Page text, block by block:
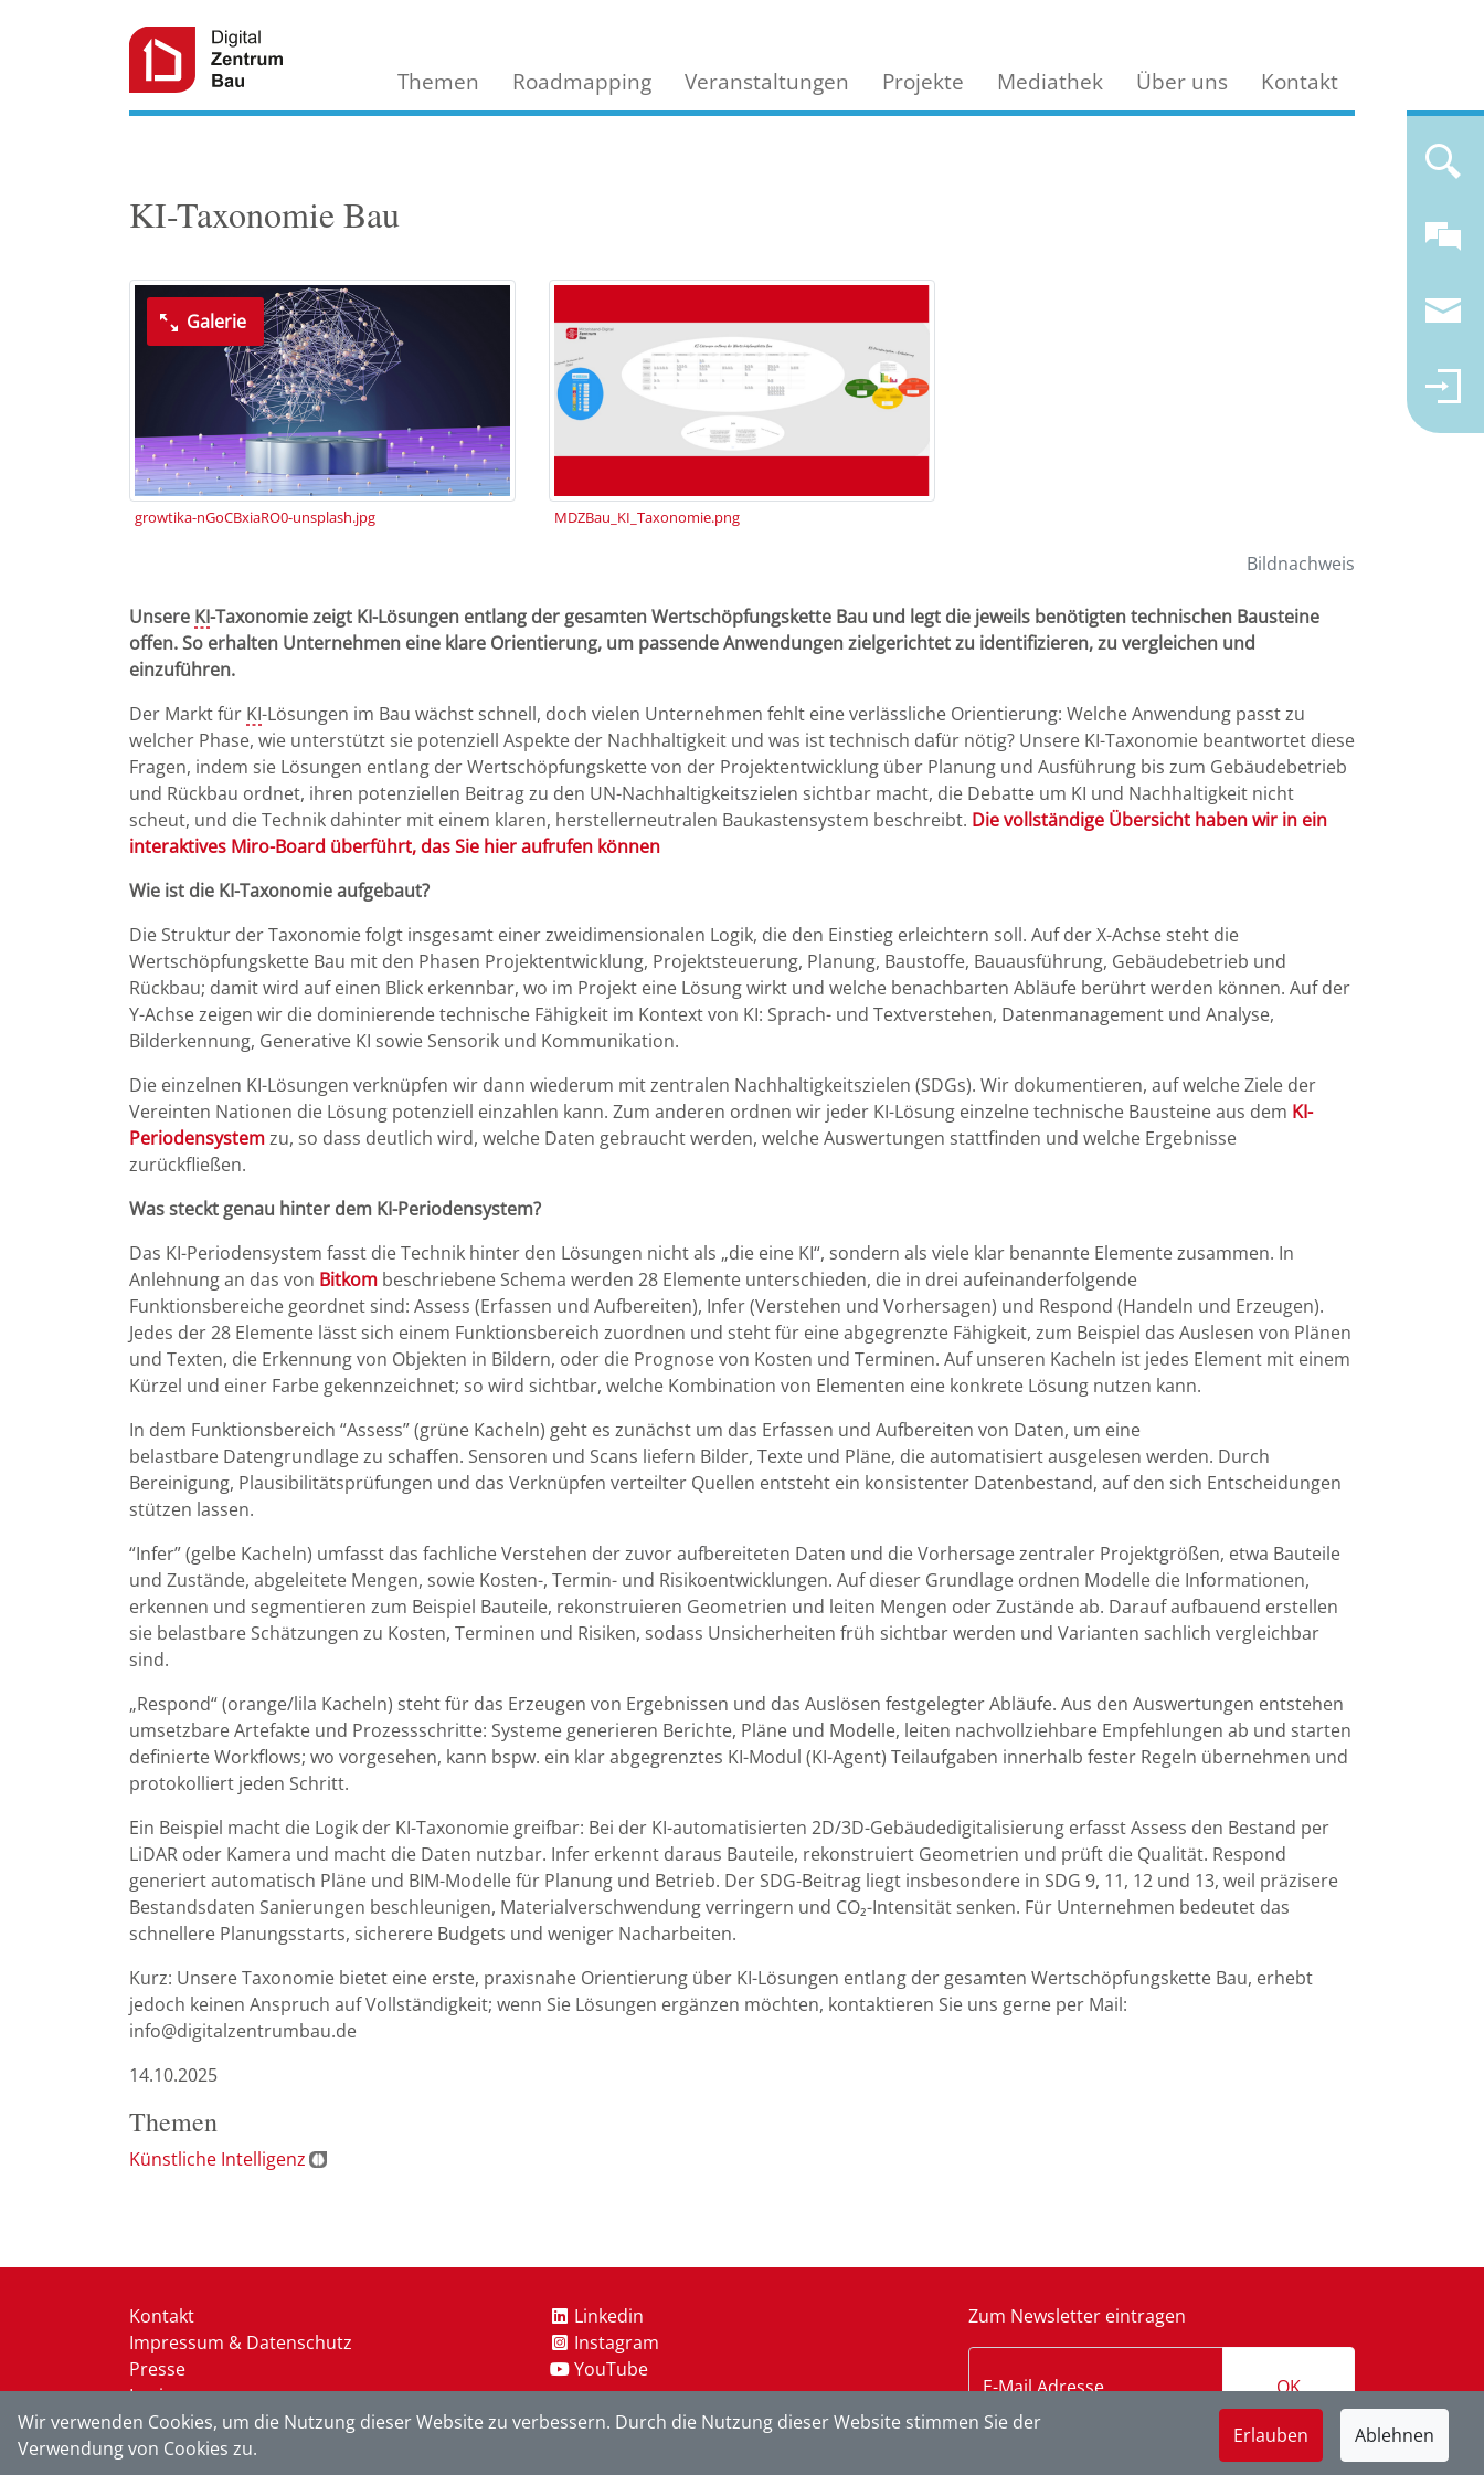
Themen Roadmapping Veranstaltungen Projekte Mediathek Über uns Kontakt
KI-Taxonomie Bau
growtika-nGoCBxiaRO0-unsplash.jpg MDZBau_KI_Taxonomie.png
Galerie
Bildnachweis
Unsere KI-Taxonomie zeigt KI-Lösungen entlang der gesamten Wertschöpfungskette Bau und legt die jeweils benötigten technischen Bausteine
offen. So erhalten Unternehmen eine klare Orientierung, um passende Anwendungen zielgerichtet zu identifizieren, zu vergleichen und
einzuführen.
Der Markt für KI-Lösungen im Bau wächst schnell, doch vielen Unternehmen fehlt eine verlässliche Orientierung: Welche Anwendung passt zu
welcher Phase, wie unterstützt sie potenziell Aspekte der Nachhaltigkeit und was ist technisch dafür nötig? Unsere KI-Taxonomie beantwortet diese
Fragen, indem sie Lösungen entlang der Wertschöpfungskette von der Projektentwicklung über Planung und Ausführung bis zum Gebäudebetrieb
und Rückbau ordnet, ihren potenziellen Beitrag zu den UN-Nachhaltigkeitszielen sichtbar macht, die Debatte um KI und Nachhaltigkeit nicht
scheut, und die Technik dahinter mit einem klaren, herstellerneutralen Baukastensystem beschreibt. Die vollständige Übersicht haben wir in ein
interaktives Miro-Board überführt, das Sie hier aufrufen können
Wie ist die KI-Taxonomie aufgebaut?
Die Struktur der Taxonomie folgt insgesamt einer zweidimensionalen Logik, die den Einstieg erleichtern soll. Auf der X-Achse steht die
Wertschöpfungskette Bau mit den Phasen Projektentwicklung, Projektsteuerung, Planung, Baustoffe, Bauausführung, Gebäudebetrieb und
Rückbau; damit wird auf einen Blick erkennbar, wo im Projekt eine Lösung wirkt und welche benachbarten Abläufe berührt werden können. Auf der
Y-Achse zeigen wir die dominierende technische Fähigkeit im Kontext von KI: Sprach- und Textverstehen, Datenmanagement und Analyse,
Bilderkennung, Generative KI sowie Sensorik und Kommunikation.
Die einzelnen KI-Lösungen verknüpfen wir dann wiederum mit zentralen Nachhaltigkeitszielen (SDGs). Wir dokumentieren, auf welche Ziele der
Vereinten Nationen die Lösung potenziell einzahlen kann. Zum anderen ordnen wir jeder KI-Lösung einzelne technische Bausteine aus dem KI-
Periodensystemzu, so dass deutlich wird, welche Daten gebraucht werden, welche Auswertungen stattfinden und welche Ergebnisse
zurückfließen.
Was steckt genau hinter dem KI-Periodensystem?
Das KI-Periodensystem fasst die Technik hinter den Lösungen nicht als „die eine KI“, sondern als viele klar benannte Elemente zusammen. In
Anlehnung an das von Bitkom beschriebene Schema werden 28 Elemente unterschieden, die in drei aufeinanderfolgende
Funktionsbereiche geordnet sind: Assess (Erfassen und Aufbereiten), Infer (Verstehen und Vorhersagen) und Respond (Handeln und Erzeugen).
Jedes der 28 Elemente lässt sich einem Funktionsbereich zuordnen und steht für eine abgegrenzte Fähigkeit, zum Beispiel das Auslesen von Plänen
und Texten, die Erkennung von Objekten in Bildern, oder die Prognose von Kosten und Terminen. Auf unseren Kacheln ist jedes Element mit einem
Kürzel und einer Farbe gekennzeichnet; so wird sichtbar, welche Kombination von Elementen eine konkrete Lösung nutzen kann.
In dem Funktionsbereich “Assess” (grüne Kacheln) geht es zunächst um das Erfassen und Aufbereiten von Daten, um eine
belastbare Datengrundlage zu schaffen. Sensoren und Scans liefern Bilder, Texte und Pläne, die automatisiert ausgelesen werden. Durch
Bereinigung, Plausibilitätsprüfungen und das Verknüpfen verteilter Quellen entsteht ein konsistenter Datenbestand, auf den sich Entscheidungen
stützen lassen.
“Infer” (gelbe Kacheln) umfasst das fachliche Verstehen der zuvor aufbereiteten Daten und die Vorhersage zentraler Projektgrößen, etwa Bauteile
und Zustände, abgeleitete Mengen, sowie Kosten-, Termin- und Risikoentwicklungen. Auf dieser Grundlage ordnen Modelle die Informationen,
erkennen und segmentieren zum Beispiel Bauteile, rekonstruieren Geometrien und leiten Mengen oder Zustände ab. Darauf aufbauend erstellen
sie belastbare Schätzungen zu Kosten, Terminen und Risiken, sodass Unsicherheiten früh sichtbar werden und Varianten sachlich vergleichbar
sind.
„Respond“ (orange/lila Kacheln) steht für das Erzeugen von Ergebnissen und das Auslösen festgelegter Abläufe. Aus den Auswertungen entstehen
umsetzbare Artefakte und Prozessschritte: Systeme generieren Berichte, Pläne und Modelle, leiten nachvollziehbare Empfehlungen ab und starten
definierte Workflows; wo vorgesehen, kann bspw. ein klar abgegrenztes KI-Modul (KI-Agent) Teilaufgaben innerhalb fester Regeln übernehmen und
protokolliert jeden Schritt.
Ein Beispiel macht die Logik der KI-Taxonomie greifbar: Bei der KI-automatisierten 2D/3D-Gebäudedigitalisierung erfasst Assess den Bestand per
LiDAR oder Kamera und macht die Daten nutzbar. Infer erkennt daraus Bauteile, rekonstruiert Geometrien und prüft die Qualität. Respond
generiert automatisch Pläne und BIM-Modelle für Planung und Betrieb. Der SDG-Beitrag liegt insbesondere in SDG 9, 11, 12 und 13, weil präzisere
Bestandsdaten Sanierungen beschleunigen, Materialverschwendung verringern und CO₂-Intensität senken. Für Unternehmen bedeutet das
schnellere Planungsstarts, sicherere Budgets und weniger Nacharbeiten.
Kurz: Unsere Taxonomie bietet eine erste, praxisnahe Orientierung über KI-Lösungen entlang der gesamten Wertschöpfungskette Bau, erhebt
jedoch keinen Anspruch auf Vollständigkeit; wenn Sie Lösungen ergänzen möchten, kontaktieren Sie uns gerne per Mail:
info@digitalzentrumbau.de
14.10.2025
Themen
Künstliche Intelligenz
Kontakt
Impressum & Datenschutz
Presse
Login
Linkedin
Instagram
YouTube
Zum Newsletter eintragen
OK
Wir verwenden Cookies, um die Nutzung dieser Website zu verbessern. Durch die Nutzung dieser Website stimmen Sie der
Verwendung von Cookies zu.
Erlauben Ablehnen